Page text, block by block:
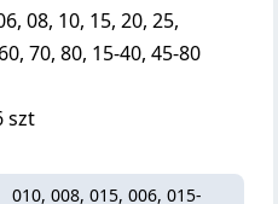
08, 10, 15, 20, 25,
70, 80, 15-40, 45-80
szt
010, 008, 015, 006, 015-